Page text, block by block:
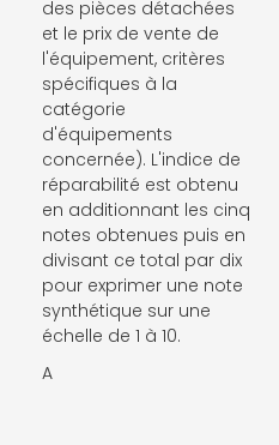
des pièces détachées
et le prix de vente de
l'équipement, critères
spécifiques à la
catégorie
d'équipements
concernée). L'indice de
réparabilité est obtenu
en additionnant les cinq
notes obtenues puis en
divisant ce total par dix
pour exprimer une note
synthétique sur une
échelle de 1 à 10.
A